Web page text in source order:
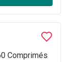
Comprimés